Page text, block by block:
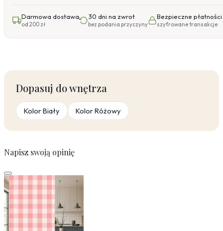
Darmowa dostawa
od 200 zł
30 dni na zwrot
bez podania przyczyny
Bezpieczne płatności
szyfrowane transakcje
Dopasuj do wnętrza
Kolor Biały Kolor Różowy
Napisz swoją opinię